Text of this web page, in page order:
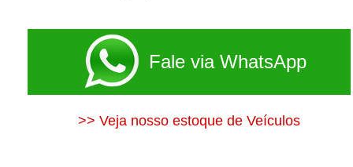
Fale via WhatsApp
>> Veja nosso estoque de Veículos